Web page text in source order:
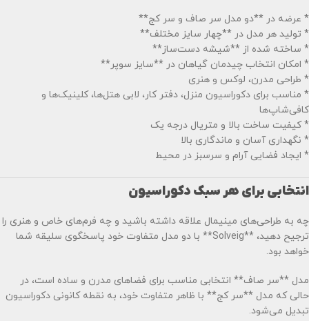
* عرضه در **دو مدل سر صاف و سر کج**
* تولید هر مدل در **چهار سایز مختلف**
* ساخته شده از **شیشه دست‌ساز**
* امکان انتخاب چیدمان گیاهان در **سایز سوپر**
* طراحی مدرن، لوکس و هنری
* مناسب برای دکوراسیون منزل، دفتر کار، لابی هتل‌ها، کلینیک‌ها و
کافی‌شاپ‌ها
* کیفیت ساخت بالا و متریال درجه یک
* نگهداری آسان و ماندگاری بالا
* ایجاد فضایی آرام و سرسبز در محیط
انتخابی برای هر سبک دکوراسیون
چه به طراحی‌های مینیمال علاقه داشته باشید و چه فرم‌های خاص و هنری را
ترجیح دهید، **Solveig** با دو مدل متفاوت خود پاسخگوی سلیقه شما
خواهد بود.
مدل **سر صاف** انتخابی مناسب برای فضاهای مدرن و ساده است، در
حالی که مدل **سر کج** با ظاهر متفاوت خود، به نقطه کانونی دکوراسیون
تبدیل می‌شود.